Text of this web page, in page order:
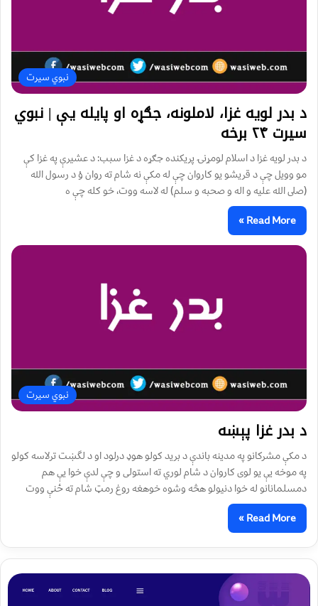
نبوي سیرت
د بدر لويه غزا، لاملونه، جګړه او پایله یې | نبوي
سیرت ۲۴ برخه
د بدر لويه غزا د اسلام لومړنۍ پريكنده جګړه د غزا سبب: د عشيرې په غزا كې
مو وويل چې د قريشو يو كاروان چې له مكې نه شام ته روان وْ د رسول الله
(صلى الله عليه و اله و صحبه و سلم) له لاسه ووت، خو كله چې ه
Read More »
نبوي سیرت
د بدر غزا پېښه
د مکې مشرکانو په مدينه باندې د بريد کولو هوډ درلود او د لگښت ترلاسه کولو
په موخه يې يو لوی کاروان د شام لوري ته استولی و چې لدې خوا يې هم
دمسلمانانو له خوا دنیولو هڅه وشوه خوهغه روغ رمټ شام ته ځنې ووت
Read More »